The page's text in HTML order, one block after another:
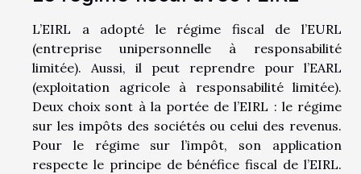
L’EIRL a adopté le régime fiscal de l’EURL
(entreprise unipersonnelle à responsabilité
limitée). Aussi, il peut reprendre pour l’EARL
(exploitation agricole à responsabilité limitée).
Deux choix sont à la portée de l’EIRL : le régime
sur les impôts des sociétés ou celui des revenus.
Pour le régime sur l’impôt, son application
respecte le principe de bénéfice fiscal de l’EIRL.